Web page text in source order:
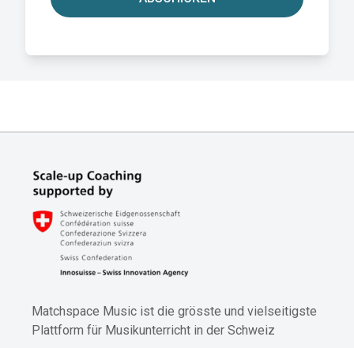
Matchspace Music ist die grösste und vielseitigste
Plattform für Musikunterricht in der Schweiz